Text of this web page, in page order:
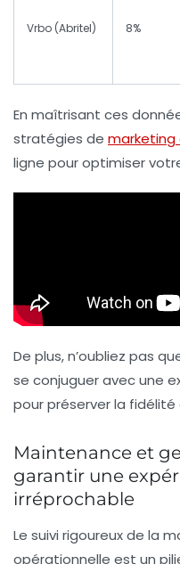
Vrbo (Abritel) 8%
En maîtrisant ces
stratégies de marketing
ligne pour optimiser
De plus, n’oubliez pas
se conjuguer avec une
pour préserver la
Maintenance et
garantir une
irréprochable
Le suivi rigoureux de la
opérationnelle est un